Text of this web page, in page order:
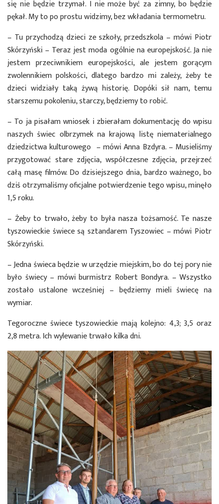
się nie będzie trzymał. I nie może być za zimny, bo będzie
pękał. My to po prostu widzimy, bez wkładania termometru.
– Tu przychodzą dzieci ze szkoły, przedszkola – mówi Piotr
Skórzyński – Teraz jest moda ogólnie na europejskość. Ja nie
jestem przeciwnikiem europejskości, ale jestem gorącym
zwolennikiem polskości, dlatego bardzo mi zależy, żeby te
dzieci widziały taką żywą historię. Dopóki sił nam, temu
starszemu pokoleniu, starczy, będziemy to robić.
– To ja pisałam wniosek i zbierałam dokumentację do wpisu
naszych świec olbrzymek na krajową listę niematerialnego
dziedzictwa kulturowego – mówi Anna Bzdyra. – Musieliśmy
przygotować stare zdjęcia, współczesne zdjęcia, przejrzeć
całą masę filmów. Do dzisiejszego dnia, bardzo ważnego, bo
dziś otrzymaliśmy oficjalne potwierdzenie tego wpisu, minęło
1,5 roku.
– Żeby to trwało, żeby to była nasza tożsamość. Te nasze
tyszowieckie świece są sztandarem Tyszowiec – mówi Piotr
Skórzyński.
– Jedna świeca będzie w urzędzie miejskim, bo do tej pory nie
było świecy – mówi burmistrz Robert Bondyra. – Wszystko
zostało ustalone wcześniej – będziemy mieli świecę na
wymiar.
Tegoroczne świece tyszowieckie mają kolejno: 4,3; 3,5 oraz
2,8 metra. Ich wylewanie trwało kilka dni.